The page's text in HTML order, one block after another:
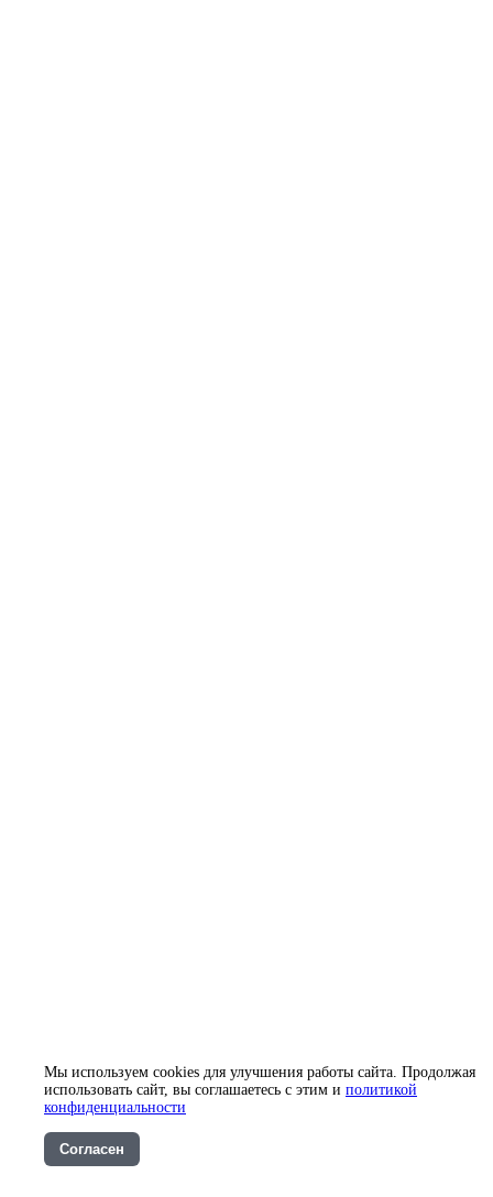
Мы используем cookies для улучшения работы сайта. Продолжая
использовать сайт, вы соглашаетесь с этим и политикой
конфиденциальности
Согласен